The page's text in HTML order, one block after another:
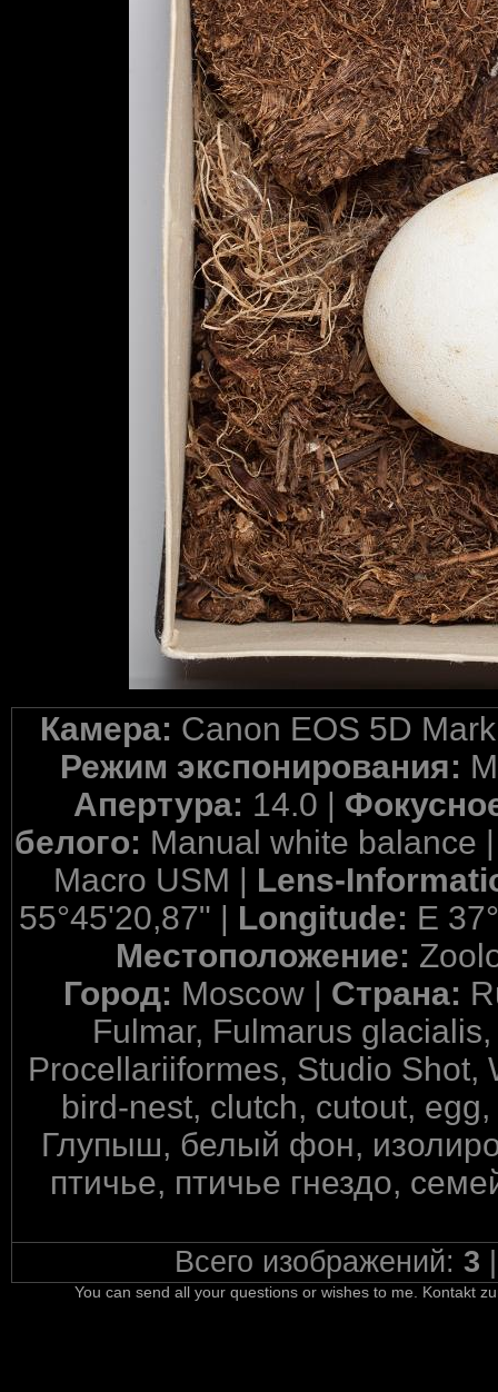
Камера: Canon EOS 5D
Режим экспонирования:
Апертура: 14.0 |
белого: Manual white balance
Macro USM | Lens-
55°45'20,87" | Longitude: E
Местоположение:
Город: Moscow | Страна:
Fulmar, Fulmarus
Procellariiformes, Studio Shot,
bird-nest, clutch, cutout,
Глупыш, белый фон,
птичье, птичье гнездо,
Всего изображений: 3
You can send all your questions or wishes to me. Kontakt